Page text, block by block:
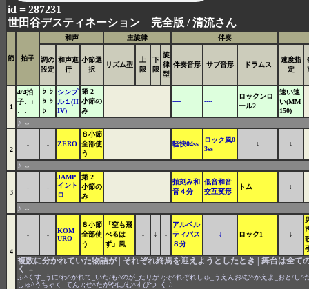
id = 287231
世田谷デスティネーション 完全版 /清流さん
節 拍子
和声 主旋律 伴奏
調の
設定
和声進
行
小節選
択
リズム型
上
限
下
限
旋
律
型
伴奏音形 サブ音形 ドラムス
速度指
定
1
4/4拍
子♩♩
♩♩
♭♭
♭♭
♭
シンプ
ル１(II
IV)
第 2
小節の
み
---- ----
ロックンロ
ール2
速い速
い(MM
150)
♪ ⇔
2
↓ ↓ ZERO
８小節
全部使
う
軽快04ss
ロック風0
3ss
↓ ↓
♪ ⇔
3
↓ ↓
JAMP
イント
ロ
第 2
小節の
み
拍刻み和
音４分
低音和音
交互変形
トム ↓
♪ ⇔
4
↓ ↓
KOM
URO
８小節
全部使
う
「空も飛
べるは
ず」風
↓ ↓ ↓
アルベル
ティバス
８分
↓ ロック1 ↓
複数に分かれていた物語が | それぞれ終焉を迎えようとしたとき | 舞台は全て
く
⇔
ふ^くす_うに/わ^かれて_いた/も^のが_たりが /;そ^れぞれしゅ_うえんお/む^かえよ_おと/し^
しゅ^うちゃく_てん /;せ^たがやに/む^すびつ_く /;